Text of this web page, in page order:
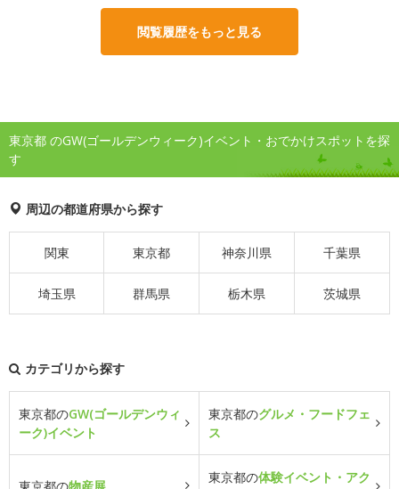
閲覧履歴をもっと見る
東京都 のGW(ゴールデンウィーク)イベント・おでかけスポットを探
す
周辺の都道府県から探す
関東 東京都 神奈川県 千葉県
埼玉県 群馬県 栃木県 茨城県
カテゴリから探す
東京都のGW(ゴールデンウィ
ーク)イベント
東京都のグルメ・フードフェ
ス
東京都の体験イベント・アク